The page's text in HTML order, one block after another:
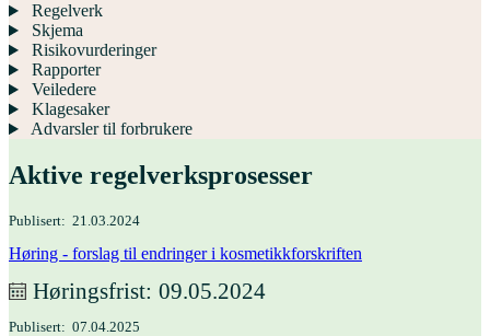
Regelverk
Skjema
Risikovurderinger
Rapporter
Veiledere
Klagesaker
Advarsler til forbrukere
Aktive regelverks­prosesser
Publisert 21.03.2024
Høring - forslag til endringer i kosmetikkforskriften
Høringsfrist 09.05.2024
Publisert 07.04.2025